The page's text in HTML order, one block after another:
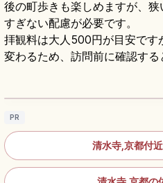
後の町歩きも楽しめますが、
すぎない配慮が必要です。
拝観料は大人500円が目安です
変わるため、訪問前に確認する
清水寺の見どころ｜清水の舞
PR
清水寺,京都付